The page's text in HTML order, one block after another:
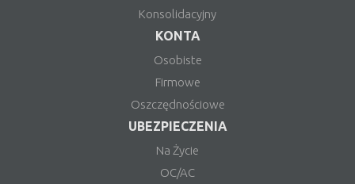
Konsolidacyjny
KONTA
Osobiste
Firmowe
Oszczędnościowe
UBEZPIECZENIA
Na Życie
OC/AC